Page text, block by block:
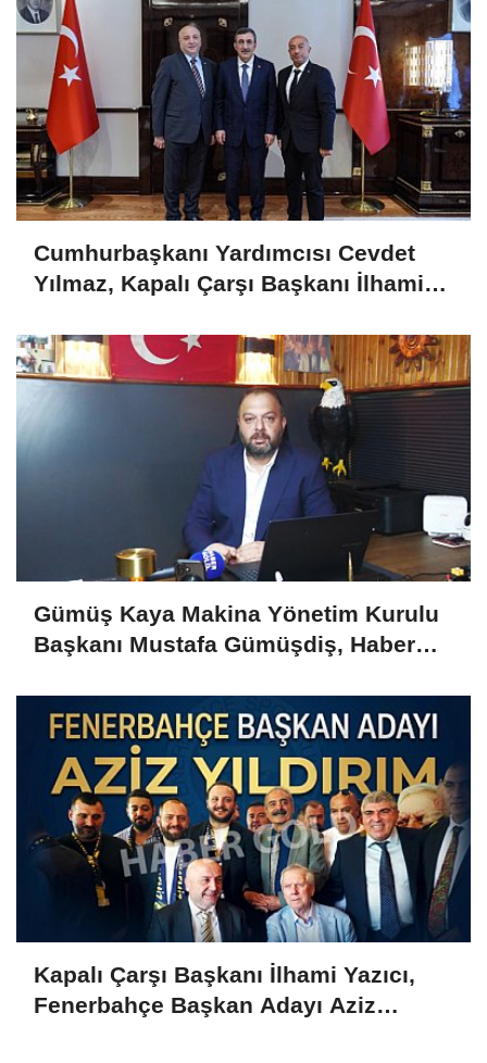
Cumhurbaşkanı Yardımcısı Cevdet
Yılmaz, Kapalı Çarşı Başkanı İlhami
Gümüş Kaya Makina Yönetim Kurulu
Başkanı Mustafa Gümüşdiş, Haber
Kapalı Çarşı Başkanı İlhami Yazıcı,
Fenerbahçe Başkan Adayı Aziz